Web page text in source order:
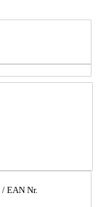
/ EAN Nr.